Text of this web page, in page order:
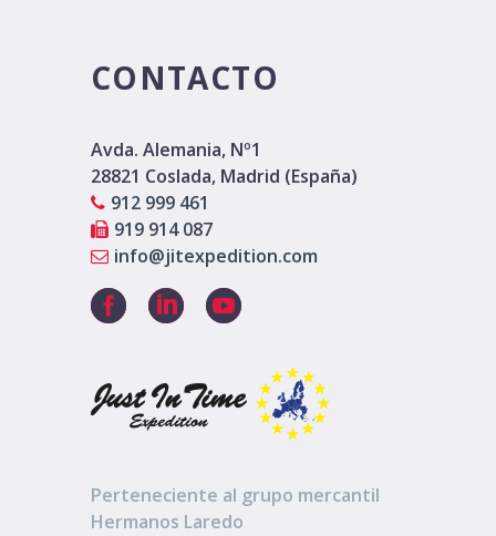
CONTACTO
Avda. Alemania, Nº1
28821 Coslada, Madrid (España)
912 999 461
919 914 087
info@jitexpedition.com
Perteneciente al grupo mercantil
Hermanos Laredo